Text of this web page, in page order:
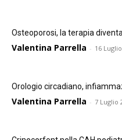
Osteoporosi, la terapia
Valentina Parrella - 16
Orologio circadiano,
Valentina Parrella - 7 Luglio